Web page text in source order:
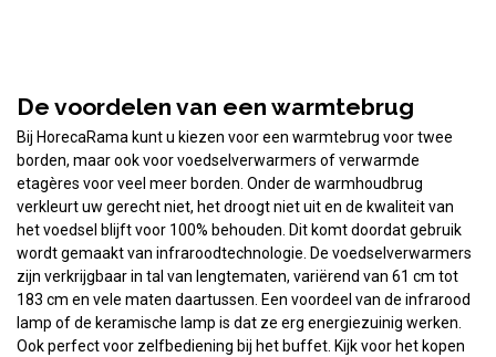
De voordelen van een warmtebrug
Bij HorecaRama kunt u kiezen voor een warmtebrug voor twee
borden, maar ook voor voedselverwarmers of verwarmde
etagères voor veel meer borden. Onder de warmhoudbrug
verkleurt uw gerecht niet, het droogt niet uit en de kwaliteit van
het voedsel blijft voor 100% behouden. Dit komt doordat gebruik
wordt gemaakt van infraroodtechnologie. De voedselverwarmers
zijn verkrijgbaar in tal van lengtematen, variërend van 61 cm tot
183 cm en vele maten daartussen. Een voordeel van de infrarood
lamp of de keramische lamp is dat ze erg energiezuinig werken.
Ook perfect voor zelfbediening bij het buffet. Kijk voor het kopen